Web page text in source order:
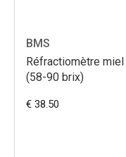
BMS
Réfractiomètre miel
(58-90 brix)
€ 38.50